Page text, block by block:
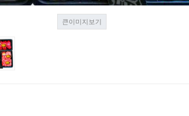
큰이미지보기